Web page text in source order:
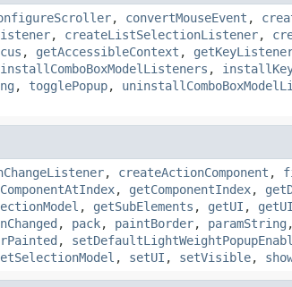
, convertMouseEvent ,
, createListSelectionListener,
, getAccessibleContext ,
installComboBoxModelListeners ,
, togglePopup,
, createActionComponent ,
, getComponentIndex,
, getSubElements , getUI ,
, pack, paintBorder, paramString
,
, setUI , setVisible,